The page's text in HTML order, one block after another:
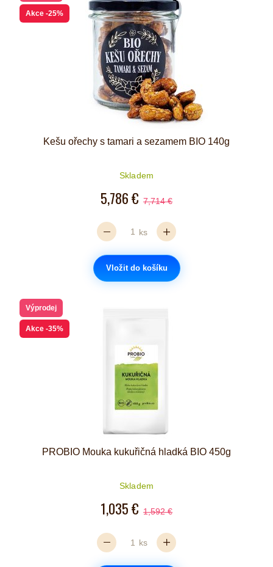
Akce -25%
Kešu ořechy s tamari a sezamem BIO 140g
Skladem
5,786 € 7,714 €
ks
Vložit do košíku
Výprodej
Akce -35%
PROBIO Mouka kukuřičná hladká BIO 450g
Skladem
1,035 € 1,592 €
ks